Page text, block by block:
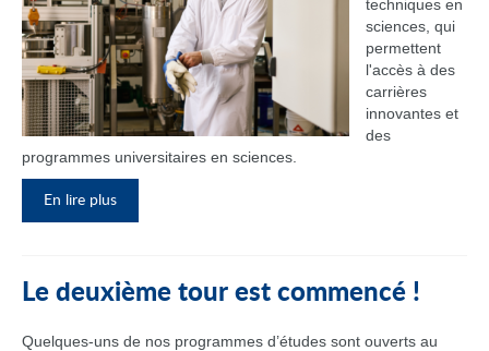
techniques en
sciences, qui
permettent
l'accès à des
carrières
innovantes et
des
programmes universitaires en sciences.
En lire plus
Le deuxième tour est commencé !
Quelques-uns de nos programmes d’études sont ouverts au